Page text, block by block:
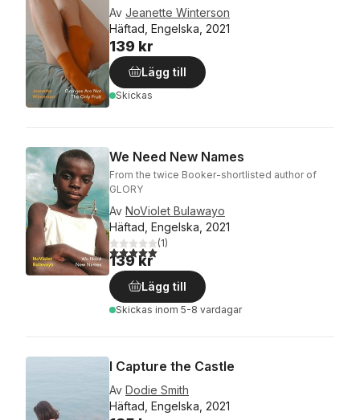
Av Jeanette Winterson
Häftad, Engelska, 2021
139 kr
Lägg till
Skickas
We Need New Names
From the twice Booker-shortlisted author of
GLORY
Av NoViolet Bulawayo
Häftad, Engelska, 2021
5,0utav 5 stjärnor. Totalt antal röster:
(1)
139 kr
Lägg till
Skickas inom 5-8 vardagar
I Capture the Castle
Av Dodie Smith
Häftad, Engelska, 2021